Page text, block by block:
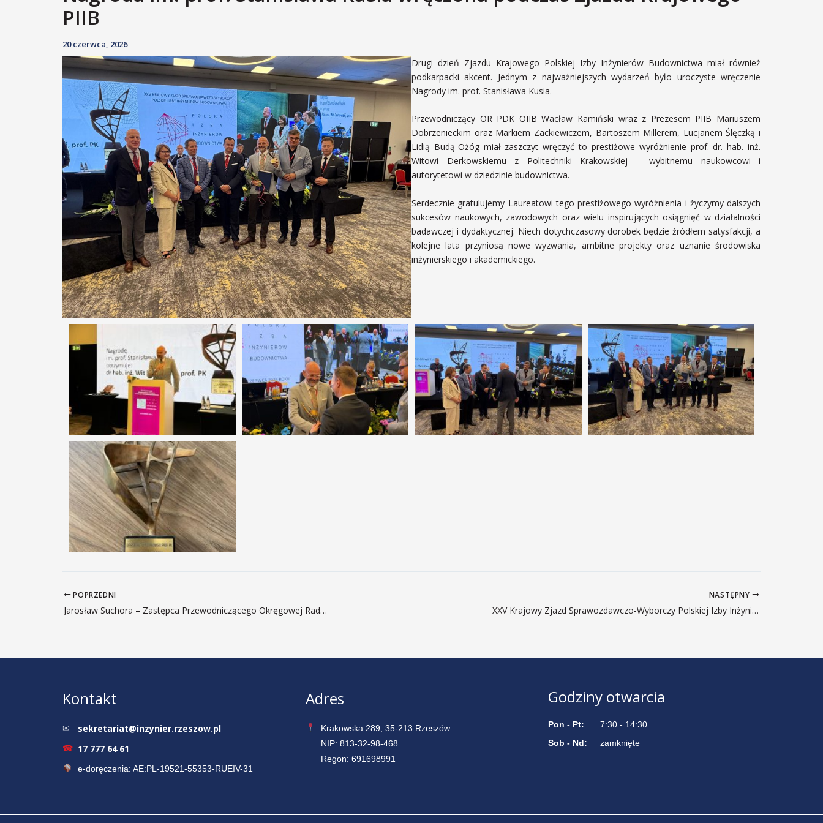
PIIB
20 czerwca, 2026
Drugi dzień Zjazdu Krajowego Polskiej Izby Inżynierów Budownictwa miał również
podkarpacki akcent. Jednym z najważniejszych wydarzeń było uroczyste wręczenie
Nagrody im. prof. Stanisława Kusia.
Przewodniczący OR PDK OIIB Wacław Kamiński wraz z Prezesem PIIB Mariuszem
Dobrzenieckim oraz Markiem Zackiewiczem, Bartoszem Millerem, Lucjanem Ślęczką i
Lidią Budą-Ożóg miał zaszczyt wręczyć to prestiżowe wyróżnienie prof. dr. hab. inż.
Witowi Derkowskiemu z Politechniki Krakowskiej – wybitnemu naukowcowi i
autorytetowi w dziedzinie budownictwa.
Serdecznie gratulujemy Laureatowi tego prestiżowego wyróżnienia i życzymy dalszych
sukcesów naukowych, zawodowych oraz wielu inspirujących osiągnięć w działalności
badawczej i dydaktycznej. Niech dotychczasowy dorobek będzie źródłem satysfakcji, a
kolejne lata przyniosą nowe wyzwania, ambitne projekty oraz uznanie środowiska
inżynierskiego i akademickiego.
POPRZEDNI
Jarosław Suchora – Zastępca Przewodniczącego Okręgowej Rady PDK OIIB wybrany na Przewodniczącego Krajowej Komisji Rewizyjnej
NASTĘPNY
XXV Krajowy Zjazd Sprawozdawczo-Wyborczy Polskiej Izby Inżynierów Budownictwa
Kontakt
✉ sekretariat@inzynier.rzeszow.pl
☎ 17 777 64 61
e-doręczenia: AE:PL-19521-55353-RUEIV-31
Adres
Krakowska 289, 35-213 Rzeszów
NIP: 813-32-98-468
Regon: 691698991
Godziny otwarcia
Pon - Pt:
7:30 - 14:30
Sob - Nd:
zamknięte